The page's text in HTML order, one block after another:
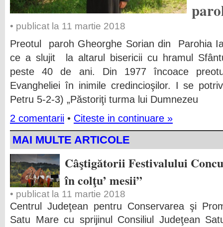
• publicat la 11 martie 2018
Preotul paroh Gheorghe Sorian din Parohia
ce a slujit la altarul bisericii cu hramul
peste 40 de ani. Din 1977 încoace
Evangheliei în inimile credincioşilor. I se
Petru 5-2-3) „Păstoriţi turma lui Dumnezeu
2 comentarii • Citeste in continuare »
MAI MULTE ARTICOLE
Câştigătorii Festivalului
în colţu’ mesii”
• publicat la 11 martie 2018
Centrul Judeţean pentru Conservarea şi
Satu Mare cu sprijinul Consiliul Judeţean